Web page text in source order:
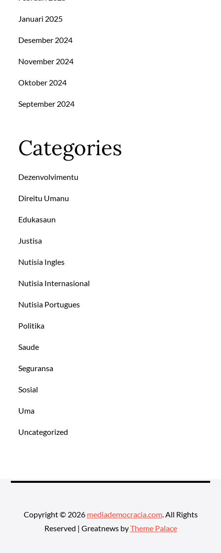
Januari 2025
Desember 2024
November 2024
Oktober 2024
September 2024
Categories
Dezenvolvimentu
Direitu Umanu
Edukasaun
Justisa
Nutisia Ingles
Nutisia Internasional
Nutisia Portugues
Politika
Saude
Seguransa
Sosial
Uma
Uncategorized
Copyright © 2026 mediademocracia.com. All Rights
Reserved | Greatnews byTheme Palace